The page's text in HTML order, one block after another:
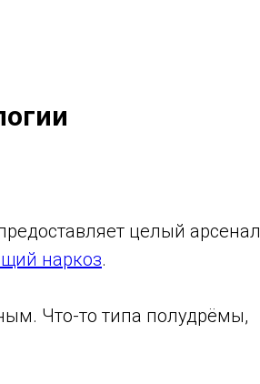
целый арсенал
наркоз.
Что-то типа полудрёмы,